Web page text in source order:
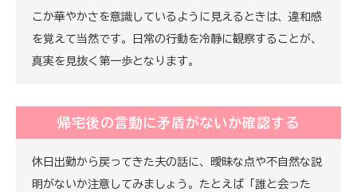
こか華やかさを意識しているように見えるときは、違和感
を覚えて当然です。日常の行動を冷静に観察することが、
真実を見抜く第一歩となります。
帰宅後の言動に矛盾がないか確認する
休日出勤から戻ってきた夫の話に、曖昧な点や不自然な説
明がないか注意してみましょう。たとえば「誰と会った